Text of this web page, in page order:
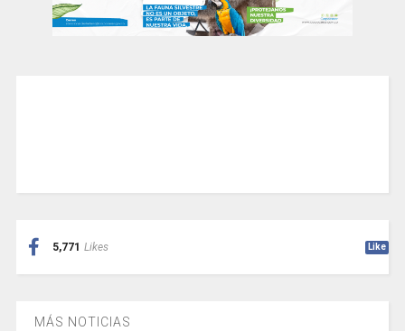
5,771 Likes Like
MÁS NOTICIAS